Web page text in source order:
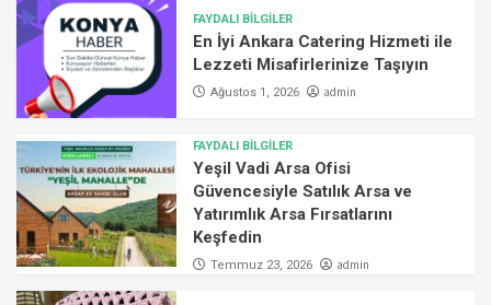
FAYDALI BİLGİLER
En İyi Ankara Catering Hizmeti ile
Lezzeti Misafirlerinize Taşıyın
Ağustos 1, 2026 admin
FAYDALI BİLGİLER
Yeşil Vadi Arsa Ofisi
Güvencesiyle Satılık Arsa ve
Yatırımlık Arsa Fırsatlarını
Keşfedin
Temmuz 23, 2026 admin